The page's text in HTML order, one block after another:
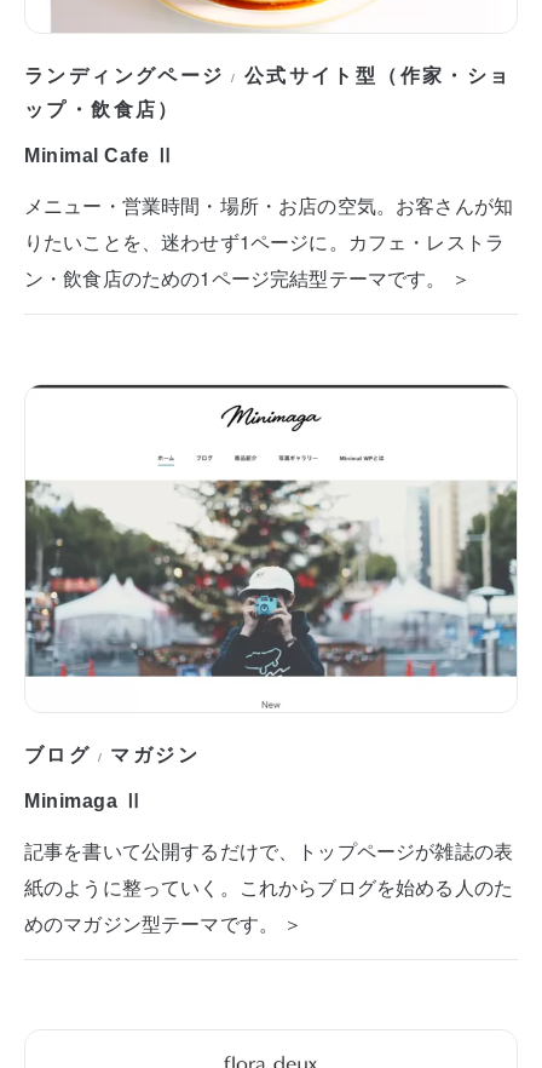
ランディングページ / 公式サイト型（作家・ショ
ップ・飲食店）
Minimal Cafe Ⅱ
メニュー・営業時間・場所・お店の空気。お客さんが知
りたいことを、迷わせず1ページに。カフェ・レストラ
ン・飲食店のための1ページ完結型テーマです。 ＞
ブログ / マガジン
Minimaga Ⅱ
記事を書いて公開するだけで、トップページが雑誌の表
紙のように整っていく。これからブログを始める人のた
めのマガジン型テーマです。 ＞